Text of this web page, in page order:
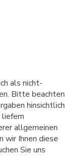
als nicht-
Bitte beachten
hinsichtlich
allgemeinen
wir Ihnen diese
Sie uns